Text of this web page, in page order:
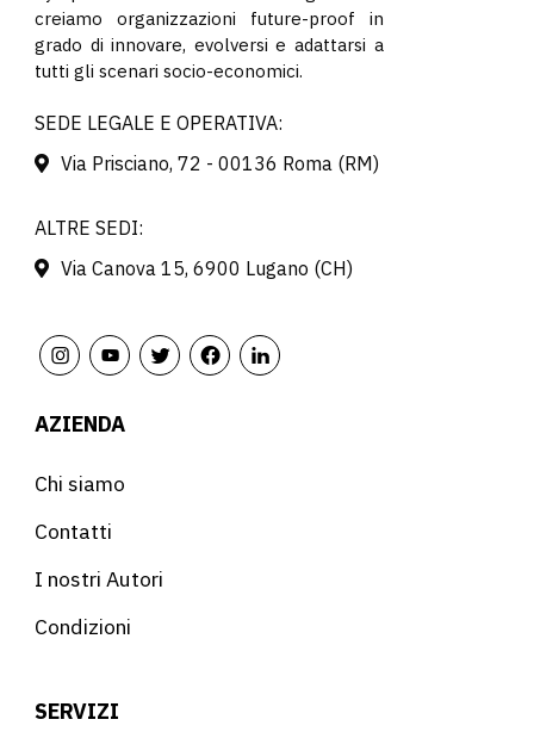
creiamo organizzazioni future-proof in
grado di innovare, evolversi e adattarsi a
tutti gli scenari socio-economici.
SEDE LEGALE E OPERATIVA:
Via Prisciano, 72 - 00136 Roma (RM)
ALTRE SEDI:
Via Canova 15, 6900 Lugano (CH)
AZIENDA
Chi siamo
Contatti
I nostri Autori
Condizioni
SERVIZI